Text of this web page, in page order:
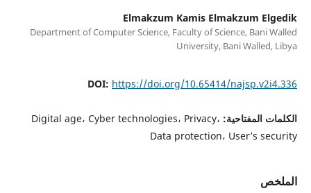
Elmakzum Kamis Elmakzum Elgedik
Department of Computer Science, Faculty of Science, Bani Walled
University, Bani Walled, Libya
DOI: https://doi.org/10.65414/najsp.v2i4.336
الكلمات المفتاحية: Digital age، Cyber technologies، Privacy،
Data protection، User’s security
الملخص